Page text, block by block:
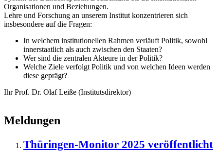
Organisationen und Beziehungen.
Lehre und Forschung an unserem Institut konzentrieren sich
insbesondere auf die Fragen:
In welchem institutionellen Rahmen verläuft Politik, sowohl
innerstaatlich als auch zwischen den Staaten?
Wer sind die zentralen Akteure in der Politik?
Welche Ziele verfolgt Politik und von welchen Ideen werden
diese geprägt?
Ihr Prof. Dr. Olaf Leiße (Institutsdirektor)
Meldungen
Thüringen-Monitor 2025 veröffentlicht